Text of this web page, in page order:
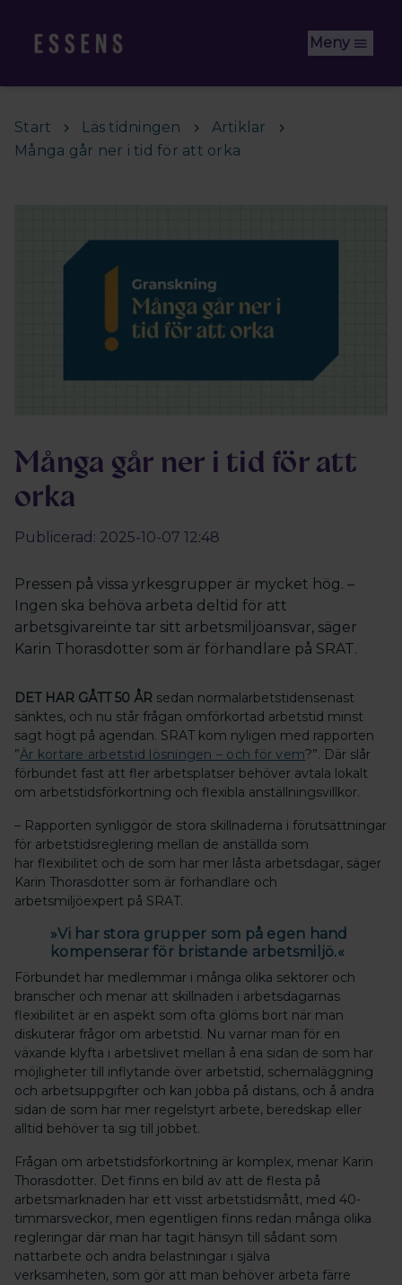
Meny
Start Läs tidningen
Artiklar
Många går ner i tid för att orka
Många går ner i tid för att
orka
Publicerad: 2025-10-07 12:48
Pressen på vissa yrkesgrupper är mycket hög. –
Ingen ska behöva arbeta deltid för att
arbetsgivareinte tar sitt arbetsmiljöansvar, säger
Karin Thorasdotter som är förhandlare på SRAT.
DET HAR GÅTT 50 ÅR sedan normalarbetstidensenast
sänktes, och nu står frågan omförkortad arbetstid minst
sagt högt på agendan. SRAT kom nyligen med rapporten
”Är kortare arbetstid lösningen – och för vem?”. Där slår
förbundet fast att fler arbetsplatser behöver avtala lokalt
om arbetstidsförkortning och flexibla anställningsvillkor.
– Rapporten synliggör de stora skillnaderna i förutsättningar
för arbetstidsreglering mellan de anställda som
har flexibilitet och de som har mer låsta arbetsdagar, säger
Karin Thorasdotter som är förhandlare och
arbetsmiljöexpert på SRAT.
»Vi har stora grupper som på egen hand
kompenserar för bristande arbetsmiljö.«
Förbundet har medlemmar i många olika sektorer och
branscher och menar att skillnaden i arbetsdagarnas
flexibilitet är en aspekt som ofta glöms bort när man
diskuterar frågor om arbetstid. Nu varnar man för en
växande klyfta i arbetslivet mellan å ena sidan de som har
möjligheter till inflytande över arbetstid, schemaläggning
och arbetsuppgifter och kan jobba på distans, och å andra
sidan de som har mer regelstyrt arbete, beredskap eller
alltid behöver ta sig till jobbet.
Frågan om arbetstidsförkortning är komplex, menar Karin
Thorasdotter. Det finns en bild av att de flesta på
arbetsmarknaden har ett visst arbetstidsmått, med 40-
timmarsveckor, men egentligen finns redan många olika
regleringar där man har tagit hänsyn till sådant som
nattarbete och andra belastningar i själva
verksamheten, som gör att man behöver arbeta färre